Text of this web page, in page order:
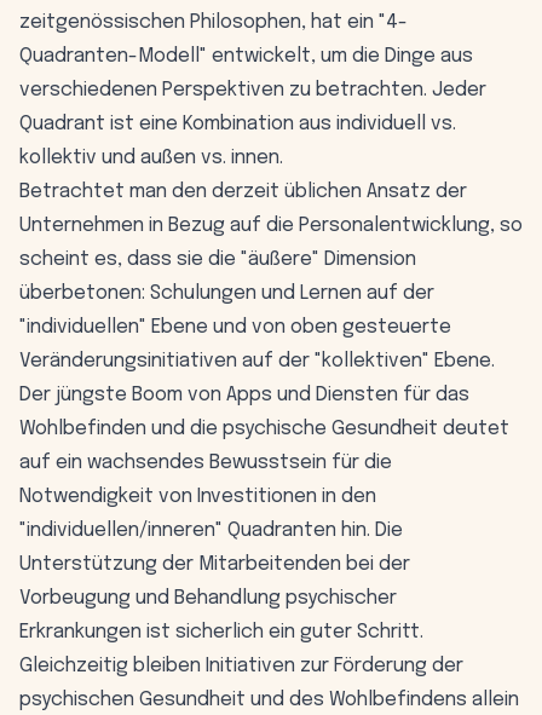
zeitgenössischen Philosophen, hat ein "4-
Quadranten-Modell" entwickelt, um die Dinge aus
verschiedenen Perspektiven zu betrachten. Jeder
Quadrant ist eine Kombination aus individuell vs.
kollektiv und außen vs. innen.
Betrachtet man den derzeit üblichen Ansatz der
Unternehmen in Bezug auf die Personalentwicklung, so
scheint es, dass sie die "äußere" Dimension
überbetonen: Schulungen und Lernen auf der
"individuellen" Ebene und von oben gesteuerte
Veränderungsinitiativen auf der "kollektiven" Ebene.
Der jüngste Boom von Apps und Diensten für das
Wohlbefinden und die psychische Gesundheit deutet
auf ein wachsendes Bewusstsein für die
Notwendigkeit von Investitionen in den
"individuellen/inneren" Quadranten hin. Die
Unterstützung der Mitarbeitenden bei der
Vorbeugung und Behandlung psychischer
Erkrankungen ist sicherlich ein guter Schritt.
Gleichzeitig bleiben Initiativen zur Förderung der
psychischen Gesundheit und des Wohlbefindens allein